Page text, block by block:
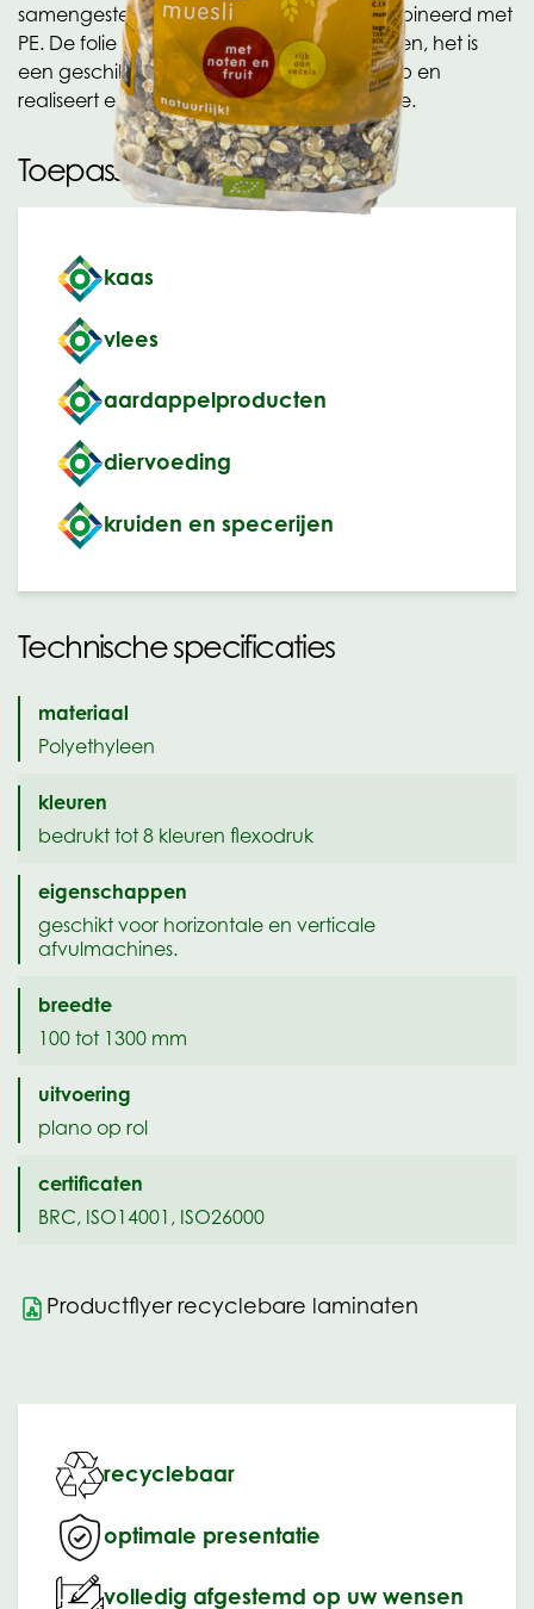
samengesteld zijn uit PET,OPH/OPP gecombineerd met
PE. De folie heeft goede sealeigenschappen, het is
een geschikte verpakking voor stukverkoop en
realiseert een duidelijke productpresentatie.
Toepassingen
kaas
vlees
aardappelproducten
diervoeding
kruiden en specerijen
Technische specificaties
materiaal
Polyethyleen
kleuren
bedrukt tot 8 kleuren flexodruk
eigenschappen
geschikt voor horizontale en verticale
afvulmachines.
breedte
100 tot 1300 mm
uitvoering
plano op rol
certificaten
BRC, ISO14001, ISO26000
Productflyer recyclebare laminaten
recyclebaar
optimale presentatie
volledig afgestemd op uw wensen